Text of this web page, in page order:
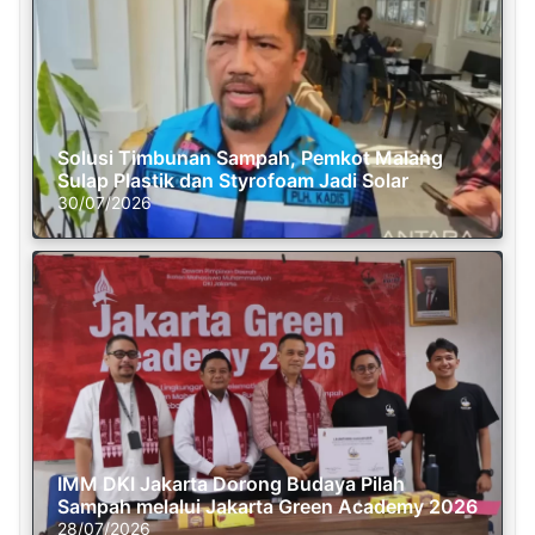
Solusi Timbunan Sampah, Pemkot Malang
Sulap Plastik dan Styrofoam Jadi Solar
30/07/2026
IMM DKI Jakarta Dorong Budaya Pilah
Sampah melalui Jakarta Green Academy 2026
28/07/2026